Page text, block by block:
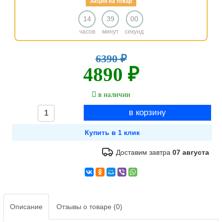
14
часов
39
минут
00
секунд
6390 ₽
4890 ₽
в наличии
Доставим завтра07 августа
Описание Отзывы о товаре (0)